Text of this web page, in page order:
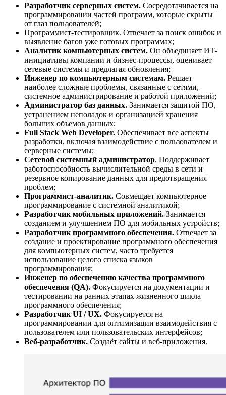
Разработчик серверных систем. Сосредотачивается на
программировании частей программ, которые скрыты
от глаз пользователей;
Программист-тестировщик. Отвечает за поиск ошибок и
выявление багов уже готовых программах;
Аналитик компьютерных систем. Он объединяет ИТ-
инициативы компании и бизнес-процессы, оценивает
сетевые системы и предлагая обновления;
Инженер по компьютерным системам. Решает
наиболее сложные проблемы, связанные с сетями,
системное администрирование и работой приложений;
Администратор баз данных. Занимается защитой ПО,
устранением неполадок и организацией хранения
больших объемов данных;
Full Stack Web Developer. Обеспечивает все аспекты
разработки, включая взаимодействие с пользователем и
серверные системы;
Сетевой системный администратор. Поддерживает
работоспособность вычислительной среды в сети и
резервное копирование данных для предотвращения
проблем;
Программист-аналитик. Совмещает компьютерное
программирование с системной аналитикой;
Разработчик мобильных приложений. Занимается
созданием и улучшением ПО для мобильных устройств;
Разработчик программного обеспечения. Отвечает за
создание и проектирование программного обеспечения
для компьютерных систем, часто требуется
использование целого списка языков
программирования;
Инженер по обеспечению качества программного
обеспечения (QA). Фокусируется на документации и
тестировании на ранних этапах жизненного цикла
программного обеспечения;
Разработчик UI / UX. Фокусируется на
программировании для оптимизации взаимодействия с
пользователем или пользовательских интерфейсов;
Веб-разработчик. Создаёт сайты и веб-приложения.